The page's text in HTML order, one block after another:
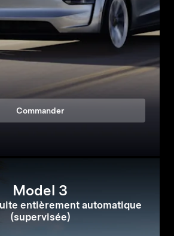
Commander
Model 3
entièrement automatique
(supervisée)